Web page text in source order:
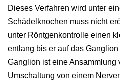
Dieses Verfahren wird unter
Schädelknochen muss nicht
unter Röntgenkontrolle einen
entlang bis er auf das
Ganglion ist eine
Umschaltung von einem